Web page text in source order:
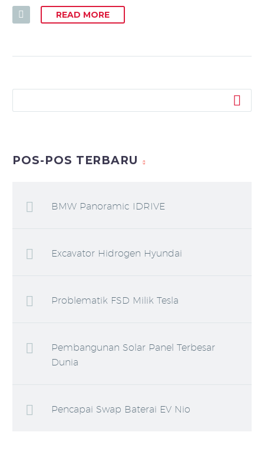
READ MORE
POS-POS TERBARU
BMW Panoramic IDRIVE
Excavator Hidrogen Hyundai
Problematik FSD Milik Tesla
Pembangunan Solar Panel Terbesar
Dunia
Pencapai Swap Baterai EV Nio